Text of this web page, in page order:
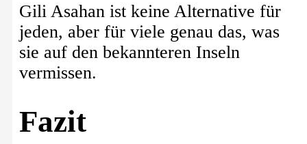
Gili Asahan ist keine Alternative für
jeden, aber für viele genau das, was
sie auf den bekannteren Inseln
vermissen.
Fazit